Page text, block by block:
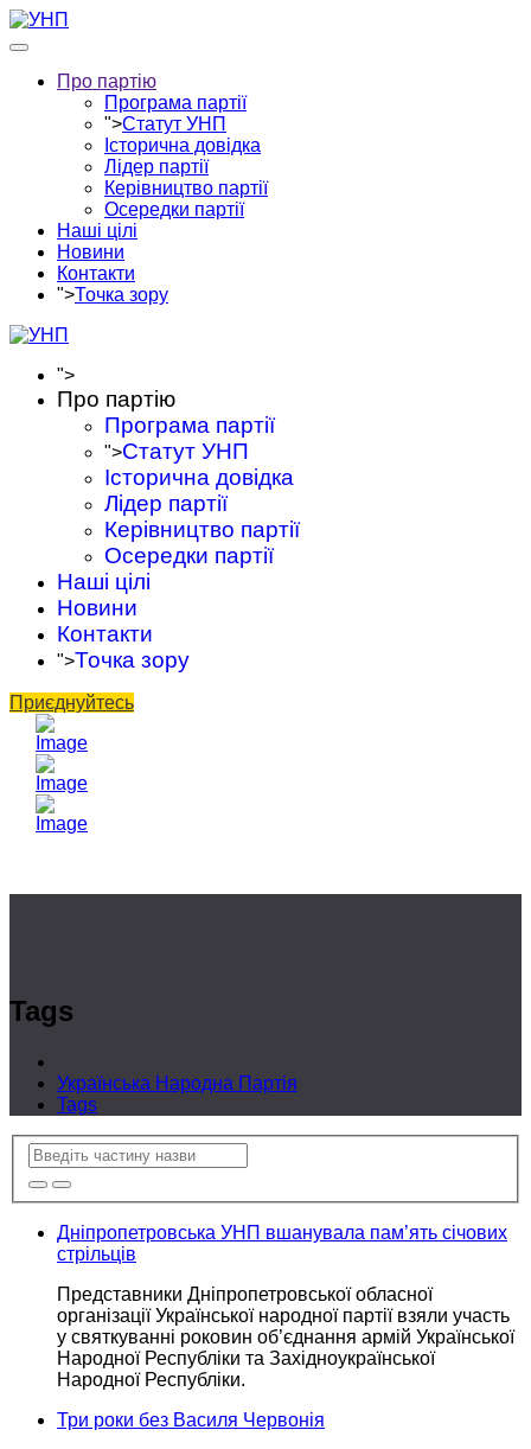
Про партію
Програма партії
">Статут УНП
Історична довідка
Лідер партії
Керівництво партії
Осередки партії
Наші цілі
Новини
Контакти
">Точка зору
">
Про партію
Програма партії
">Статут УНП
Історична довідка
Лідер партії
Керівництво партії
Осередки партії
Наші цілі
Новини
Контакти
">Точка зору
Приєднуйтесь
Tags
Українська Народна Партія
Tags
Дніпропетровська УНП вшанувала пам’ять січових
стрільців
Представники Дніпропетровської обласної
організації Української народної партії взяли участь
у святкуванні роковин об’єднання армій Української
Народної Республіки та Західноукраїнської
Народної Республіки.
Три роки без Василя Червонія